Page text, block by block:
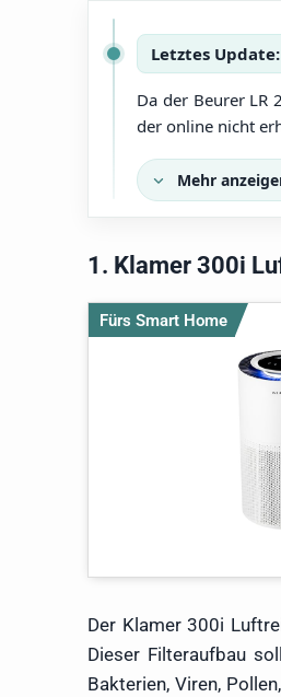
Letztes
Da der Beurer LR
der online nicht
Mehr
1. Klamer 300i
Fürs Smart Home
Der Klamer 300i
Dieser Filteraufbau
Bakterien, Viren,